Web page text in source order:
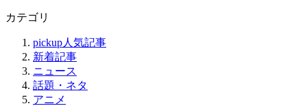
カテゴリ
pickup人気記事
新着記事
ニュース
話題・ネタ
アニメ